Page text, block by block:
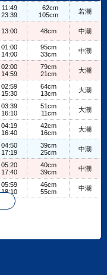
11:49
23:39
62cm
105cm
若潮
13:00 48cm 中潮
01:00
14:00
95cm
33cm
中潮
02:00
14:59
79cm
21cm
大潮
02:59
15:30
64cm
13cm
大潮
03:39
16:10
51cm
11cm
大潮
04:19
16:40
42cm
16cm
大潮
04:50
17:19
39cm
25cm
中潮
05:20
17:40
40cm
39cm
中潮
05:59
18:10
46cm
55cm
中潮